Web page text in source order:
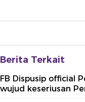
Berita Terkait
FB Dispusip official
wujud keseriusan